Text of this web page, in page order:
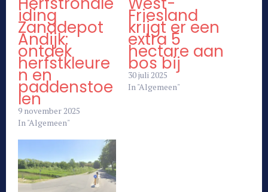
iding
Zanddepot
Andijk:
ontdek
herfstkleure
n en
paddenstoe
len
9 november 2025
In "Algemeen"
Friesland
krijgt er een
extra 5
hectare aan
bos bij
30 juli 2025
In "Algemeen"